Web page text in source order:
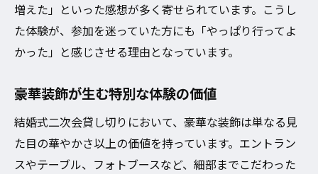
増えた」といった感想が多く寄せられています。こうし
た体験が、参加を迷っていた方にも「やっぱり行ってよ
かった」と感じさせる理由となっています。
豪華装飾が生む特別な体験の価値
結婚式二次会貸し切りにおいて、豪華な装飾は単なる見
た目の華やかさ以上の価値を持っています。エントラン
スやテーブル、フォトブースなど、細部までこだわった